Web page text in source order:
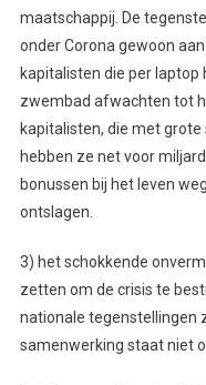
maatschappij. De
onder Corona gewoon
kapitalisten die per
zwembad afwachten tot
kapitalisten, die met grote
hebben ze net voor
bonussen bij het leven
ontslagen.
3) het schokkende
zetten om de crisis te
nationale tegenstellingen
samenwerking staat niet